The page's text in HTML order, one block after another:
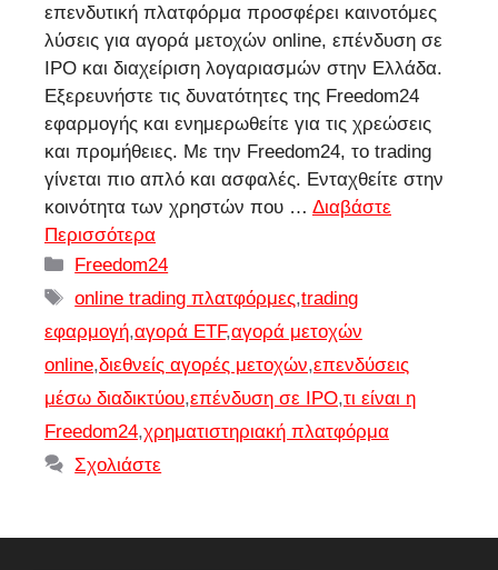
επενδυτική πλατφόρμα προσφέρει καινοτόμες
λύσεις για αγορά μετοχών online, επένδυση σε
IPO και διαχείριση λογαριασμών στην Ελλάδα.
Εξερευνήστε τις δυνατότητες της Freedom24
εφαρμογής και ενημερωθείτε για τις χρεώσεις
και προμήθειες. Με την Freedom24, το trading
γίνεται πιο απλό και ασφαλές. Ενταχθείτε στην
κοινότητα των χρηστών που … Διαβάστε
Περισσότερα
Κατηγορίες
Freedom24
Ετικέτες
online trading πλατφόρμες,trading
εφαρμογή,αγορά ETF,αγορά μετοχών
online,διεθνείς αγορές μετοχών,επενδύσεις
μέσω διαδικτύου,επένδυση σε IPO,τι είναι η
Freedom24,χρηματιστηριακή πλατφόρμα
Σχολιάστε